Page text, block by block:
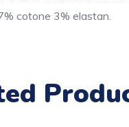
cotone 3% elastan.